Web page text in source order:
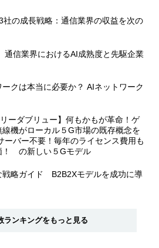
社の成長戦略：通信業界の収益を次の
通信業界におけるAI成熟度と先駆企業
クは本当に必要か？ AIネットワーク
ーダブリュー】何もかもが革命！ゲ
機がローカル５G市場の既存概念を
ーバー不要！毎年のライセンス費用も
！ の新しい５Gモデル
戦略ガイド B2B2Xモデルを成功に導
ランキングをもっと見る